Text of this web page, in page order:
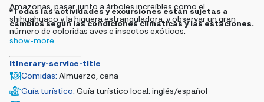
Amazonas, pasar junto a árboles increíbles como el
shihuahuaco y la higuera estranguladora, y observar un gran
número de coloridas aves e insectos exóticos.
Más tarde, puede realizar una excursión de observación
nocturna por el río, un paseo guiado en bote por el río Madre de
Dios. Durante la excursión, podrás ver el increíble cambio que se
produce en la jungla a medida que se pone el sol y el mundo
nocturno cobra vida. Al anochecer, podemos buscar
*Todas las actividades y excursiones están sujetas a
cambios según las condiciones climáticas y las estaciones.
show-more
itinerary-service-title
Comidas: Almuerzo, cena
Guía turístico: Guía turístico local: inglés/español